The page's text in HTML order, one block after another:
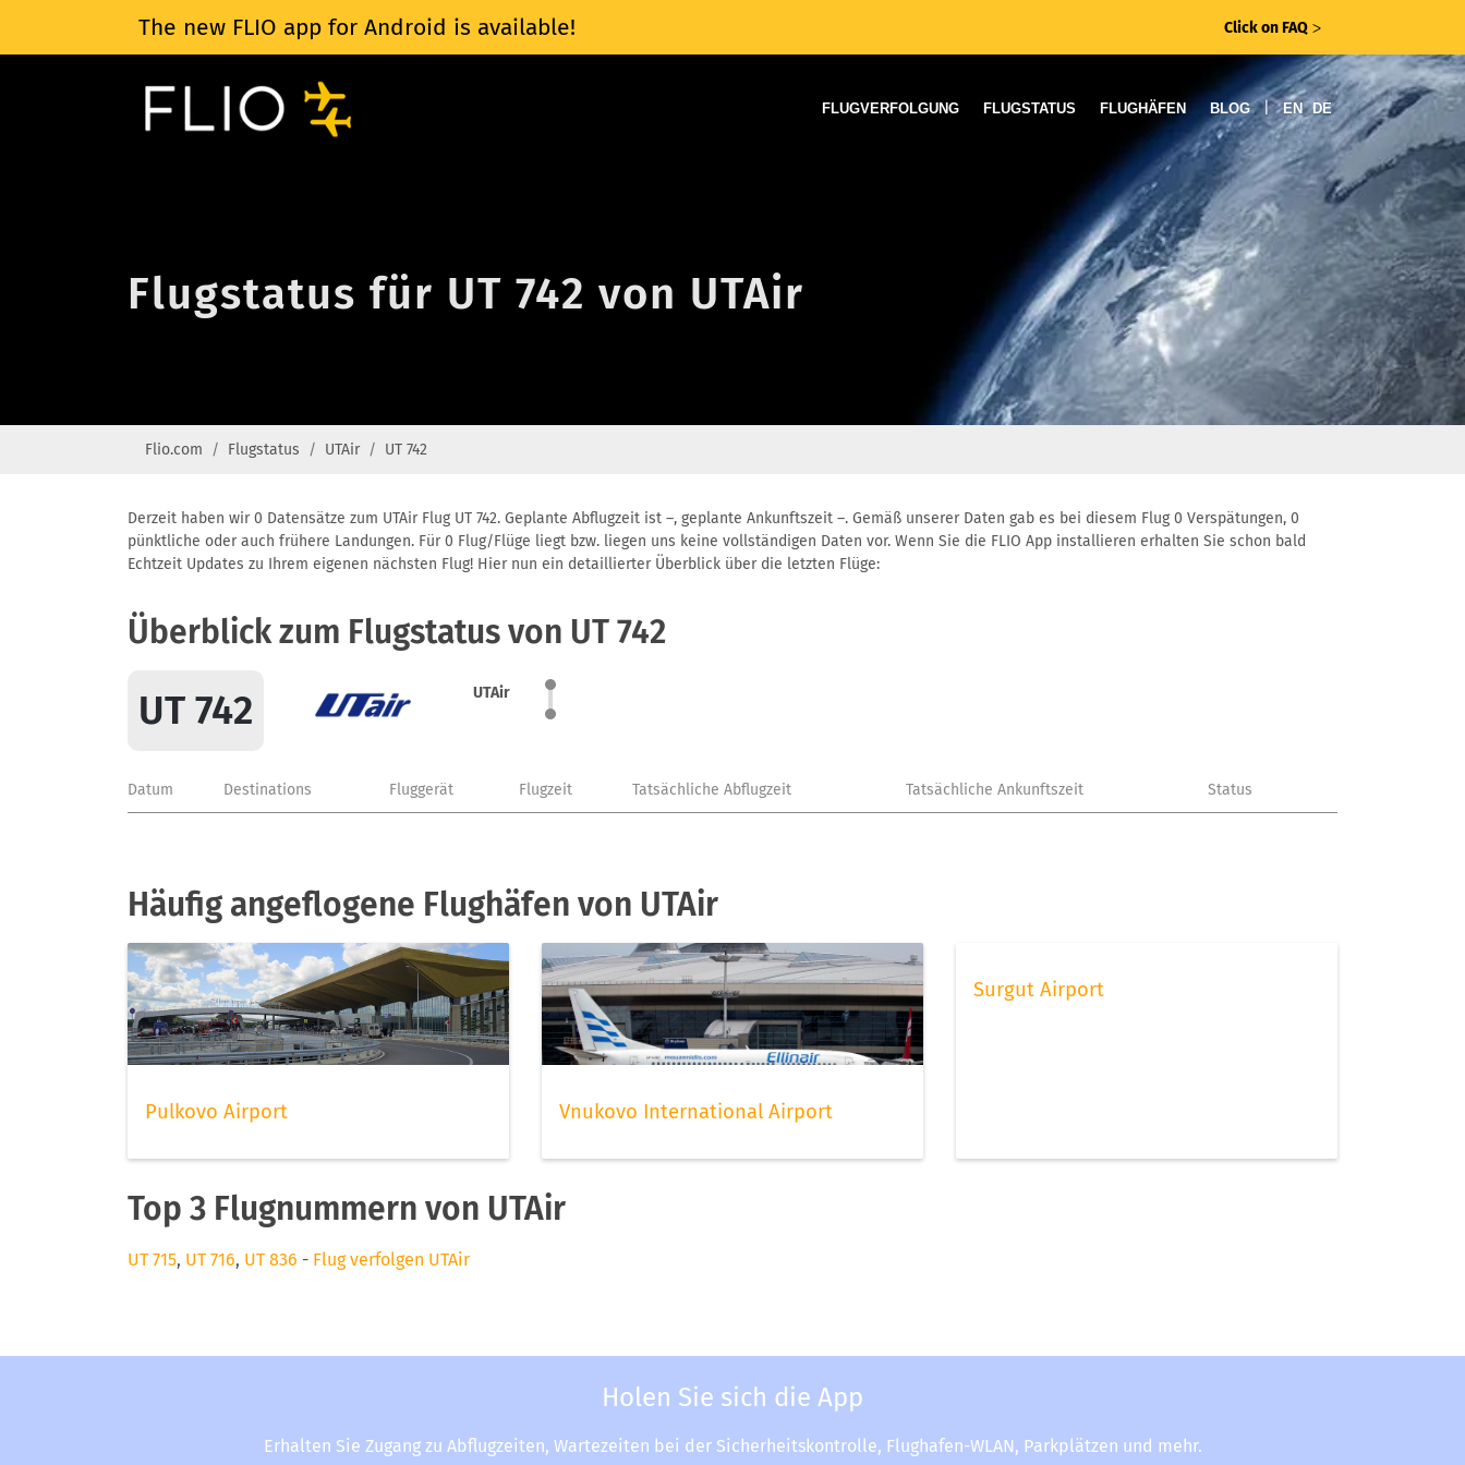
The new FLIO app for Android is available! Click on FAQ ᐳ
FLUGVERFOLGUNG FLUGSTATUS FLUGHÄFEN BLOG | EN DE
Flugstatus für UT 742 von UTAir
Flio.com Flugstatus UTAir UT 742
Derzeit haben wir 0 Datensätze zum UTAir Flug UT 742. Geplante Abflugzeit ist –, geplante Ankunftszeit –. Gemäß unserer Daten gab es bei diesem Flug 0 Verspätungen, 0
pünktliche oder auch frühere Landungen. Für 0 Flug/Flüge liegt bzw. liegen uns keine vollständigen Daten vor. Wenn Sie die FLIO App installieren erhalten Sie schon bald
Echtzeit Updates zu Ihrem eigenen nächsten Flug! Hier nun ein detaillierter Überblick über die letzten Flüge:
Überblick zum Flugstatus von UT 742
UT 742 UTAir
Datum Destinations Fluggerät Flugzeit Tatsächliche Abflugzeit Tatsächliche Ankunftszeit Status
Häufig angeflogene Flughäfen von UTAir
Pulkovo Airport Vnukovo International Airport
Surgut Airport
Top 3 Flugnummern von UTAir
UT 715, UT 716, UT 836 - Flug verfolgen UTAir
Holen Sie sich die App
Erhalten Sie Zugang zu Abflugzeiten, Wartezeiten bei der Sicherheitskontrolle, Flughafen-WLAN, Parkplätzen und mehr.